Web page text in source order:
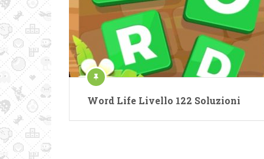
Word Life Livello 122 Soluzioni